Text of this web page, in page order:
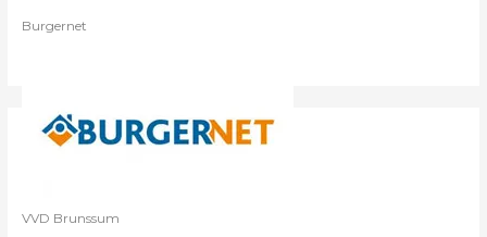
Burgernet
VVD Brunssum